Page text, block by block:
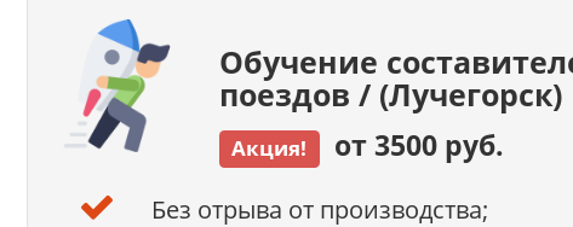
Обучение
поездов / (Лучегорск)
Акция! от 3500 руб.
Без отрыва от производства;